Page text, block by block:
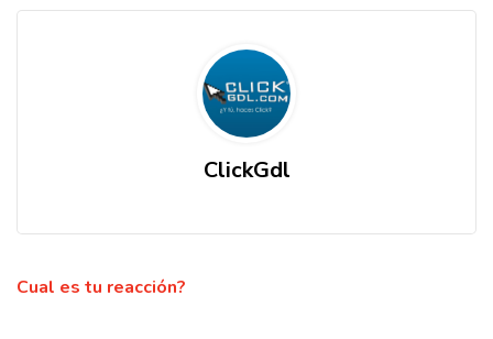
ClickGdl
Cual es tu reacción?